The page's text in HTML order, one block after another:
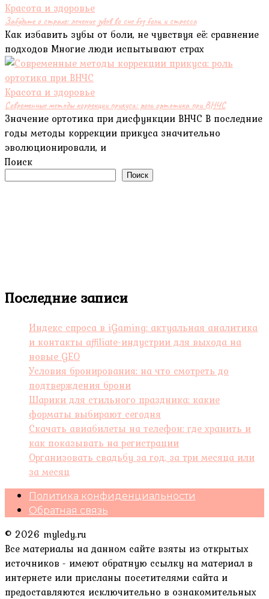
Красота и здоровье
Забудьте о страхе: лечение зубов во сне без боли и стресса
Как избавить зубы от боли, не чувствуя её: сравнение
подходов Многие люди испытывают страх
Красота и здоровье
Современные методы коррекции прикуса: роль ортотика при ВНЧС
Значение ортотика при дисфункции ВНЧС В последние
годы методы коррекции прикуса значительно
эволюционировали, и
Поиск
Поиск
Последние записи
Индекс спроса в iGaming: актуальная аналитика
и контакты affiliate-индустрии для выхода на
новые GEO
Условия бронирования: на что смотреть до
подтверждения брони
Шарики для стильного праздника: какие
форматы выбирают сегодня
Скачать авиабилеты на телефон: где хранить и
как показывать на регистрации
Организовать свадьбу за год, за три месяца или
за месяц
Политика конфиденциальности
Обратная связь
© 2026 myledy.ru
Все материалы на данном сайте взяты из открытых
источников - имеют обратную ссылку на материал в
интернете или присланы посетителями сайта и
предоставляются исключительно в ознакомительных